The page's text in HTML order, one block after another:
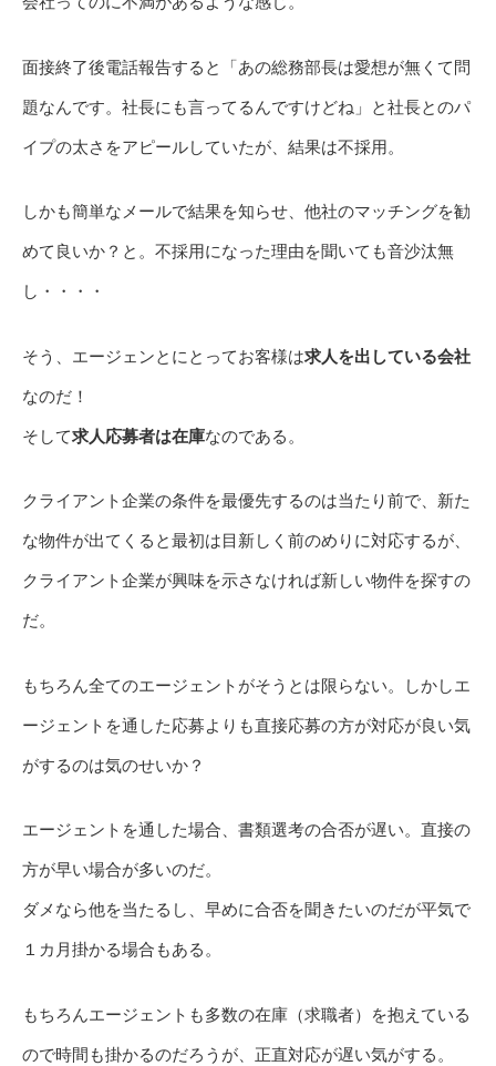
面接終了後電話報告すると「あの総務部長は愛想が無くて問
題なんです。社長にも言ってるんですけどね」と社長とのパ
イプの太さをアピールしていたが、結果は不採用。
しかも簡単なメールで結果を知らせ、他社のマッチングを勧
めて良いか？と。不採用になった理由を聞いても音沙汰無
し・・・・
そう、エージェンとにとってお客様は求人を出している会社
なのだ！
そして求人応募者は在庫なのである。
クライアント企業の条件を最優先するのは当たり前で、新た
な物件が出てくると最初は目新しく前のめりに対応するが、
クライアント企業が興味を示さなければ新しい物件を探すの
だ。
もちろん全てのエージェントがそうとは限らない。しかしエ
ージェントを通した応募よりも直接応募の方が対応が良い気
がするのは気のせいか？
エージェントを通した場合、書類選考の合否が遅い。直接の
方が早い場合が多いのだ。
ダメなら他を当たるし、早めに合否を聞きたいのだが平気で
１カ月掛かる場合もある。
もちろんエージェントも多数の在庫（求職者）を抱えている
ので時間も掛かるのだろうが、正直対応が遅い気がする。